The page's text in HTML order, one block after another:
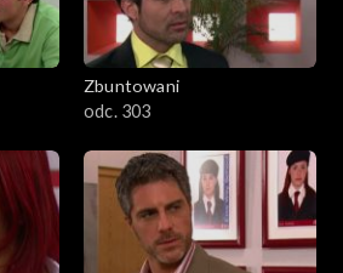
Zbuntowani
odc. 303